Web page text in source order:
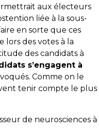
aux électeurs
liée à la sous-
en sorte que ces
lors des votes à la
des candidats à
s’engagent à
Comme on le
tenir compte le plus
de neurosciences à